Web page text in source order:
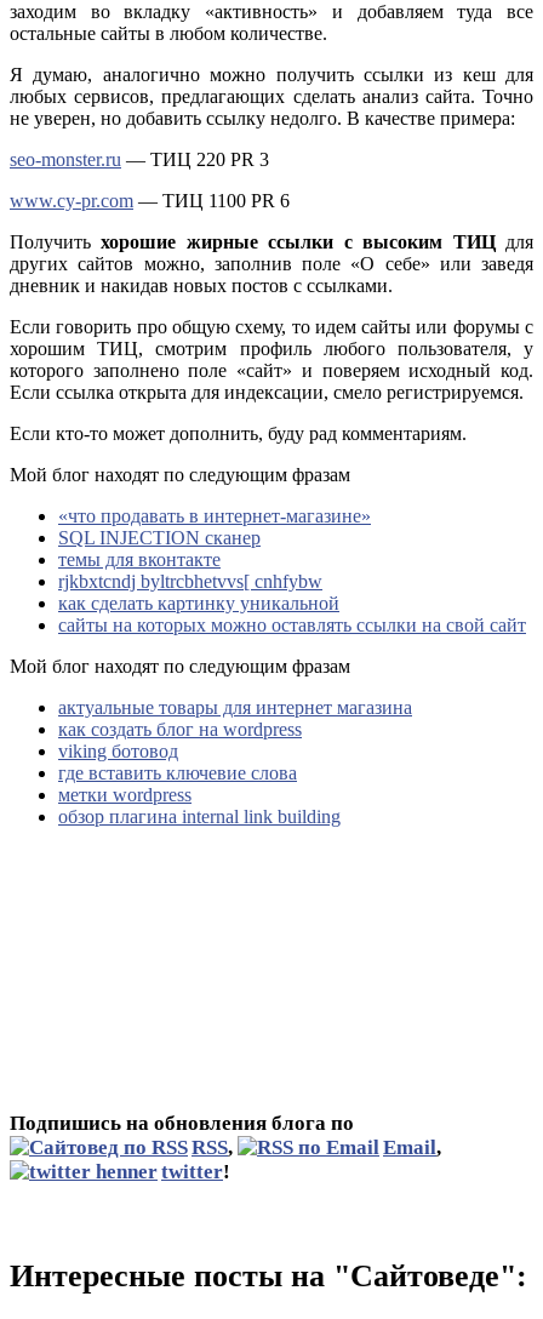
заходим во вкладку «активность» и добавляем туда все
остальные сайты в любом количестве.
Я думаю, аналогично можно получить ссылки из кеш для
любых сервисов, предлагающих сделать анализ сайта. Точно
не уверен, но добавить ссылку недолго. В качестве примера:
seo-monster.ru — ТИЦ 220 PR 3
www.cy-pr.com — ТИЦ 1100 PR 6
Получитьхорошие жирные ссылки с высоким ТИЦдля
других сайтов можно, заполнив поле «О себе» или заведя
дневник и накидав новых постов с ссылками.
Если говорить про общую схему, то идем сайты или форумы с
хорошим ТИЦ, смотрим профиль любого пользователя, у
которого заполнено поле «сайт» и поверяем исходный код.
Если ссылка открыта для индексации, смело регистрируемся.
Если кто-то может дополнить, буду рад комментариям.
Мой блог находят по следующим фразам
«что продавать в интернет-магазине»
SQL INJECTION сканер
темы для вконтакте
rjkbxtcndj byltrcbhetvvs[ cnhfybw
как сделать картинку уникальной
сайты на которых можно оставлять ссылки на свой сайт
Мой блог находят по следующим фразам
актуальные товары для интернет магазина
как создать блог на wordpress
viking ботовод
где вставить ключевие слова
метки wordpress
обзор плагина internal link building
Подпишись на обновления блога по
RSS, Email,
twitter!
Интересные посты на "Сайтоведе":